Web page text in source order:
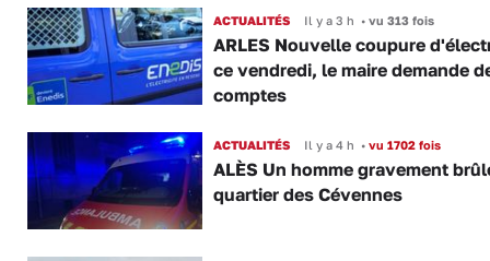
ACTUALITÉS Il y a 3 h •vu 313 fois
ARLES Nouvelle coupure
ce vendredi, le maire demande
comptes
ACTUALITÉS Il y a 4 h •vu 1702 fois
ALÈS Un homme gravement
quartier des Cévennes